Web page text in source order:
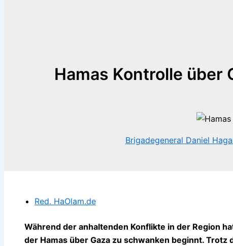
Hamas Kontrolle über
Brigadegeneral Daniel
Red. HaOlam.de
Während der anhaltenden Konflikte in der Region
der Hamas über Gaza zu schwanken beginnt.